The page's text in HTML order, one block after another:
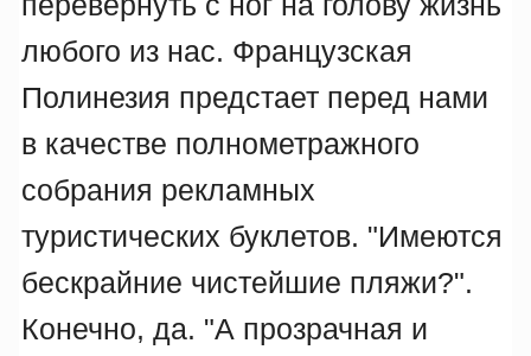
любого из нас. Французская
Полинезия предстает перед нами
в качестве полнометражного
собрания рекламных
туристических буклетов. "Имеются
бескрайние чистейшие пляжи?".
Конечно, да. "А прозрачная и